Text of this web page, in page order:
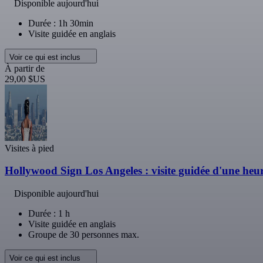
Disponible aujourd'hui
Durée : 1h 30min
Visite guidée en anglais
Voir ce qui est inclus
À partir de
29,00 $US
Visites à pied
Hollywood Sign Los Angeles : visite guidée d'une
Disponible aujourd'hui
Durée : 1 h
Visite guidée en anglais
Groupe de 30 personnes max.
Voir ce qui est inclus